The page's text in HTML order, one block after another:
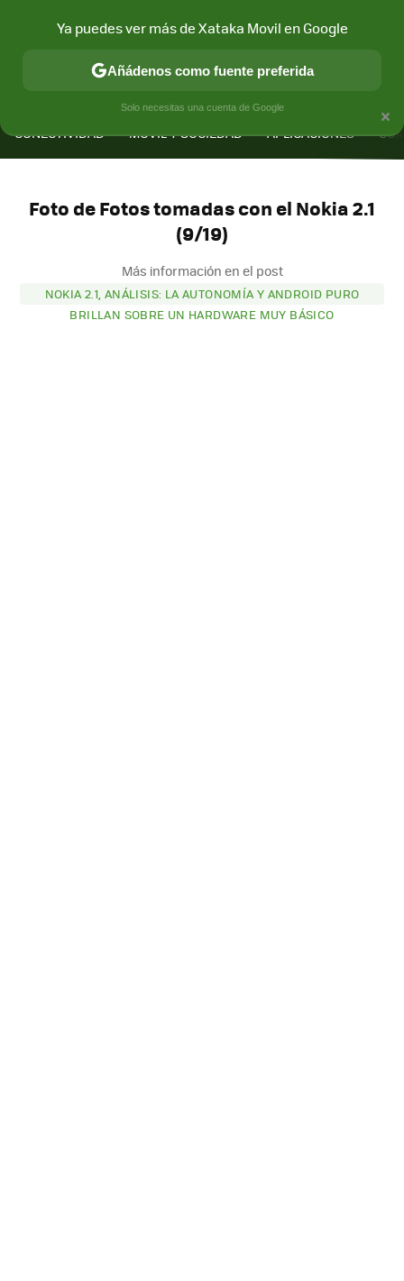
CONECTIVIDAD MÓVIL Y SOCIEDAD APLICACIONES
Foto de Fotos tomadas con el Nokia 2.1
(9/19)
Más información en el post
NOKIA 2.1, ANÁLISIS: LA AUTONOMÍA Y ANDROID PURO
BRILLAN SOBRE UN HARDWARE MUY BÁSICO
×
Ya puedes ver más de Xataka Movil en Google
Añádenos como fuente preferida
Solo necesitas una cuenta de Google